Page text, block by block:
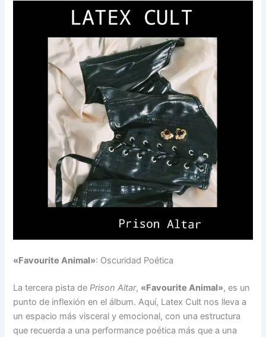
«Favourite Animal»: Oscuridad Poética
La tercera pista dePrison Altar, «Favourite Animal», es un
punto de inflexión en el álbum. Aquí, Latex Cult nos lleva a
un espacio más visceral y emocional, con una estructura
que recuerda a una performance poética más que a una